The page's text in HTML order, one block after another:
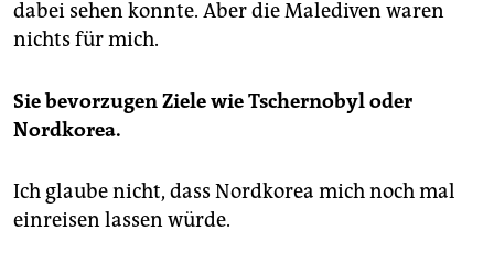
dabei sehen konnte. Aber die Malediven waren
nichts für mich.
Sie bevorzugen Ziele wie Tschernobyl oder
Nordkorea.
Ich glaube nicht, dass Nordkorea mich noch mal
einreisen lassen würde.